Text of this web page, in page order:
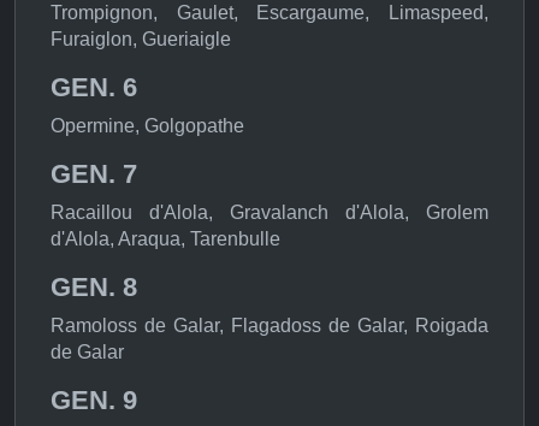
Trompignon, Gaulet, Escargaume, Limaspeed,
Furaiglon, Gueriaigle
GEN. 6
Opermine, Golgopathe
GEN. 7
Racaillou d'Alola, Gravalanch d'Alola, Grolem
d'Alola, Araqua, Tarenbulle
GEN. 8
Ramoloss de Galar, Flagadoss de Galar, Roigada
de Galar
GEN. 9